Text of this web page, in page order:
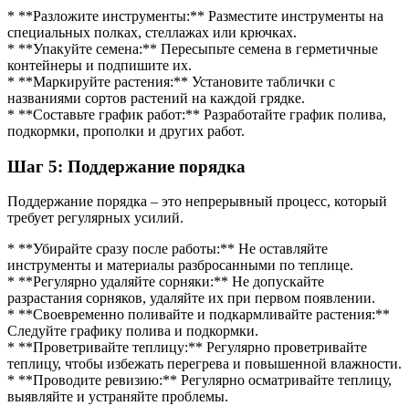
* **Разложите инструменты:** Разместите инструменты на
специальных полках, стеллажах или крючках.
* **Упакуйте семена:** Пересыпьте семена в герметичные
контейнеры и подпишите их.
* **Маркируйте растения:** Установите таблички с
названиями сортов растений на каждой грядке.
* **Составьте график работ:** Разработайте график полива,
подкормки, прополки и других работ.
Шаг 5: Поддержание порядка
Поддержание порядка – это непрерывный процесс, который
требует регулярных усилий.
* **Убирайте сразу после работы:** Не оставляйте
инструменты и материалы разбросанными по теплице.
* **Регулярно удаляйте сорняки:** Не допускайте
разрастания сорняков, удаляйте их при первом появлении.
* **Своевременно поливайте и подкармливайте растения:**
Следуйте графику полива и подкормки.
* **Проветривайте теплицу:** Регулярно проветривайте
теплицу, чтобы избежать перегрева и повышенной влажности.
* **Проводите ревизию:** Регулярно осматривайте теплицу,
выявляйте и устраняйте проблемы.